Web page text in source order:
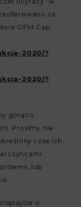
za
OFM Cap.
2020/?
2020/?
gorąco
Prosimy nie
czas ich
lub
o